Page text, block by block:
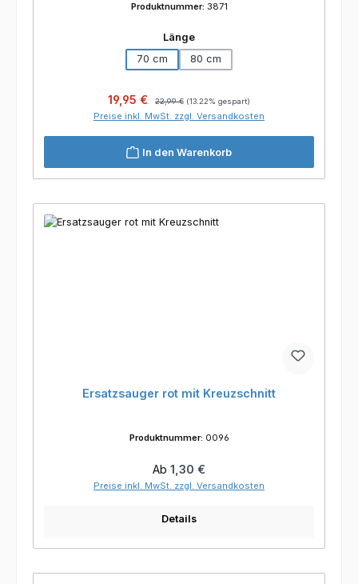
Produktnummer: 3871
Längeauswählen
70 cm
80 cm
Verkaufspreis:
19,95 € Regulärer Preis:
22,99 € (13.22% gespart)
Preise inkl. MwSt. zzgl. Versandkosten
In den Warenkorb
Ersatzsauger rot mit Kreuzschnitt
Produktnummer: 0096
Regulärer Preis:
Ab 1,30 €
Preise inkl. MwSt. zzgl. Versandkosten
Details